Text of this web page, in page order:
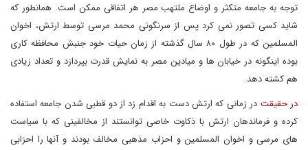
توجه به جامعه متکثر و اوضاع ملتهب مصر هر اتفاقی ممکن است. همانطور که
شاید کسی تصور نمی کرد پس از سرنگونی محمد مرسی توسط ارتش، اخوان
المسلمین که در طول ۸۰ سال گذشته از زمان حیات خود جنبش محافظه کاری
بوده اینگونه در خیابان ها و میادین مصر به نمایش قدرت بپردازد و تعداد زیادی
هم کشته دهد.
در حقیقت در زمانی که ارتش دست به اقدام زد از دو قطبی شدن جامعه استفاده
کرده و فرماندهان ارتش با ذکاوت خاصی توانستند از مخالفینی که با سیاست
های مرسی و اخوان المسلمین و احزاب مذهبی مخالف بودند و آنها را احزابی